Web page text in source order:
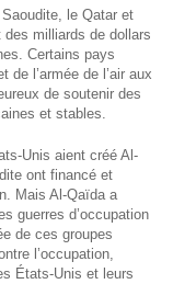
le Qatar et
des milliards de dollars
Certains pays
l’armée de l’air aux
de soutenir des
et stables.
Unis aient créé Al-
ont financé et
Mais Al-Qaïda a
guerres d’occupation
de ces groupes
l’occupation,
États-Unis et leurs